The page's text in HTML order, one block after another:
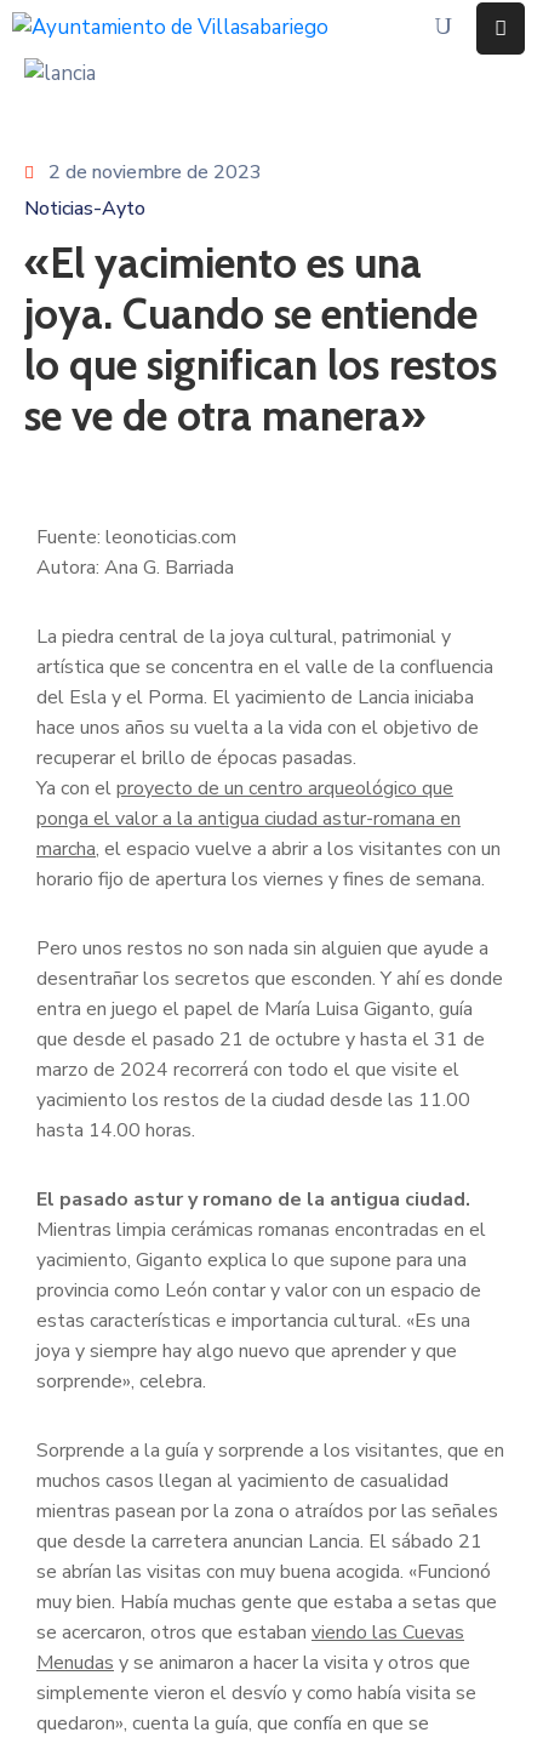
Ayuntamiento
Eventos
Noticias
Contacto
2 de noviembre de 2023
Noticias-Ayto
«El yacimiento es una
joya. Cuando se entiende
lo que significan los restos
se ve de otra manera»
Fuente: leonoticias.com
Autora: Ana G. Barriada
La piedra central de la joya cultural, patrimonial y
artística que se concentra en el valle de la confluencia
del Esla y el Porma. El yacimiento de Lancia iniciaba
hace unos años su vuelta a la vida con el objetivo de
recuperar el brillo de épocas pasadas.
Ya con elproyecto de un centro arqueológico que
ponga el valor a la antigua ciudad astur-romana en
marcha, el espacio vuelve a abrir a los visitantes con un
horario fijo de apertura los viernes y fines de semana.
Pero unos restos no son nada sin alguien que ayude a
desentrañar los secretos que esconden. Y ahí es donde
entra en juego el papel de María Luisa Giganto, guía
que desde el pasado 21 de octubre y hasta el 31 de
marzo de 2024 recorrerá con todo el que visite el
yacimiento los restos de la ciudad desde las 11.00
hasta 14.00 horas.
El pasado astur y romano de la antigua ciudad.
Mientras limpia cerámicas romanas encontradas en el
yacimiento, Giganto explica lo que supone para una
provincia como León contar y valor con un espacio de
estas características e importancia cultural. «Es una
joya y siempre hay algo nuevo que aprender y que
sorprende», celebra.
Sorprende a la guía y sorprende a los visitantes, que en
muchos casos llegan al yacimiento de casualidad
mientras pasean por la zona o atraídos por las señales
que desde la carretera anuncian Lancia. El sábado 21
se abrían las visitas con muy buena acogida. «Funcionó
muy bien. Había muchas gente que estaba a setas que
se acercaron, otros que estaban viendo las Cuevas
Menudas y se animaron a hacer la visita y otros que
simplemente vieron el desvío y como había visita se
quedaron», cuenta la guía, que confía en que se